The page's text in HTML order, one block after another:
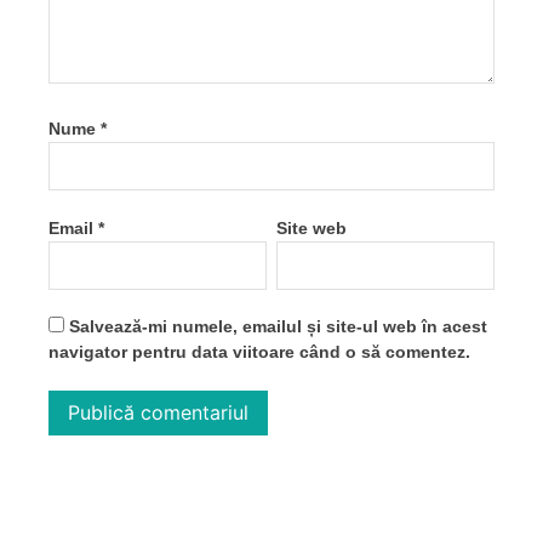
Nume *
Email * Site web
Salvează-mi numele, emailul și site-ul web în acest
navigator pentru data viitoare când o să comentez.